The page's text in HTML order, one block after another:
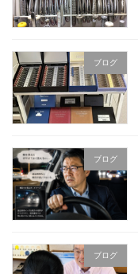
ブログ
ブログ
ブログ